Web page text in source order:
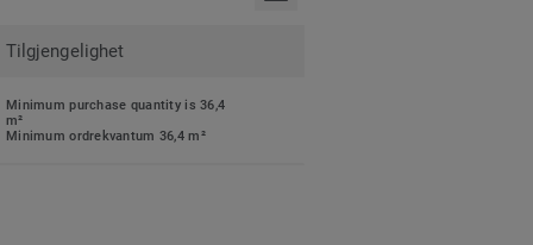
Tilgjengelighet
Minimum purchase quantity is 36,4
m²
Minimum ordrekvantum 36,4 m²